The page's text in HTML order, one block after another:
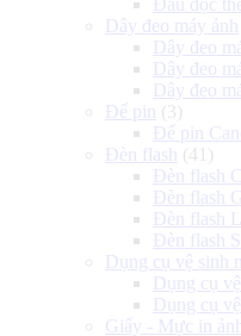
Dây đeo máy ảnh
Dây đeo
Dây đeo
Dây đeo
Đế pin
(3)
Đế pin
Đèn flash
(41)
Đèn flash
Đèn flash
Đèn flash
Đèn flash
Dụng cụ vệ sinh
Dụng cụ
Dụng cụ
Giấy - Mực in ảnh